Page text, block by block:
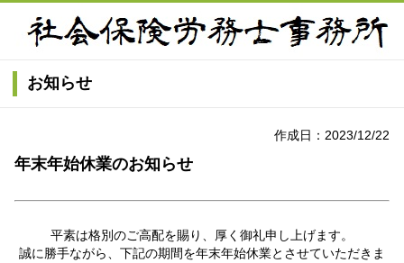
お知らせ
作成日：2023/12/22
年末年始休業のお知らせ
平素は格別のご高配を賜り、厚く御礼申し上げます。
誠に勝手ながら、下記の期間を年末年始休業とさせていただきま